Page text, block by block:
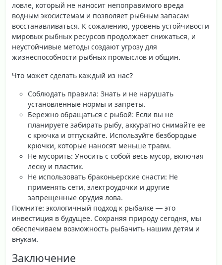
ловле, который не наносит непоправимого вреда
водным экосистемам и позволяет рыбным запасам
восстанавливаться. К сожалению, уровень устойчивости
мировых рыбных ресурсов продолжает снижаться, и
неустойчивые методы создают угрозу для
жизнеспособности рыбных промыслов и общин.
Что может сделать каждый из нас?
Соблюдать правила: Знать и не нарушать
установленные нормы и запреты.
Бережно обращаться с рыбой: Если вы не
планируете забирать рыбу, аккуратно снимайте ее
с крючка и отпускайте. Используйте безбородые
крючки, которые наносят меньше травм.
Не мусорить: Уносить с собой весь мусор, включая
леску и пластик.
Не использовать браконьерские снасти: Не
применять сети, электроудочки и другие
запрещенные орудия лова.
Помните: экологичный подход к рыбалке — это
инвестиция в будущее. Сохраняя природу сегодня, мы
обеспечиваем возможность рыбачить нашим детям и
внукам.
Заключение